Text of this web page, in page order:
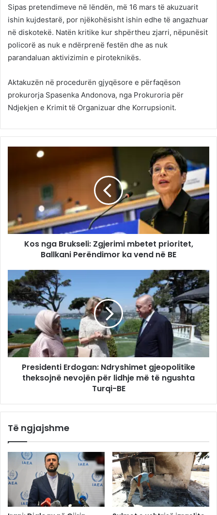
Sipas pretendimeve në lëndën, më 16 mars të akuzuarit
ishin kujdestarë, por njëkohësisht ishin edhe të angazhuar
në diskotekë. Natën kritike kur shpërtheu zjarri, nëpunësit
policorë as nuk e ndërprenë festën dhe as nuk
parandaluan aktivizimin e piroteknikës.
Aktakuzën në procedurën gjyqësore e përfaqëson
prokurorja Spasenka Andonova, nga Prokuroria për
Ndjekjen e Krimit të Organizuar dhe Korrupsionit.
Kos nga Brukseli: Zgjerimi mbetet prioritet,
Ballkani Perëndimor ka vend në BE
Presidenti Erdogan: Ndryshimet gjeopolitike
theksojnë nevojën për lidhje më të ngushta
Turqi-BE
Të ngjajshme